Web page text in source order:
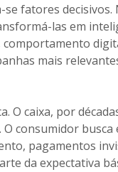
fatores
las em
mais
O caixa, por
consumidor busca
pagamentos
da expectativa